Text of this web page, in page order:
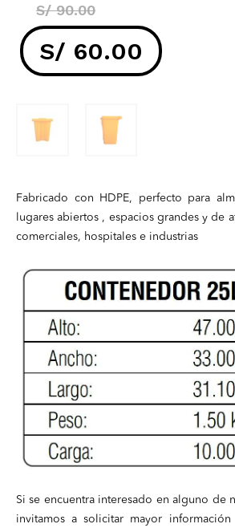
S/90.00
precio
S/ 60.00
precio
es:
Fabricado con HDPE, perfecto para
lugares abiertos , espacios grandes y de
comerciales, hospitales e industrias
Si se encuentra interesado en alguno de
invitamos a solicitar mayor información